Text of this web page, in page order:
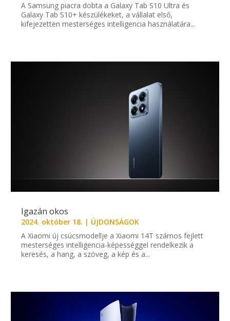
A Samsung piacra dobta a Galaxy Tab S10 Ultra és
Galaxy Tab S10+ készülékeket, a vállalat első,
kifejezetten mesterséges intelligencia használatára...
Igazán okos
2024. október 18. | ÚJDONSÁGOK
A Xiaomi új csúcsmodellje a Xiaomi 14T számos fejlett
mesterséges intelligencia-képességgel rendelkezik a
keresés, a hang, a szöveg, a kép és a...